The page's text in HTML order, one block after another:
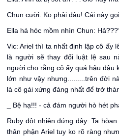
Chun cười: Ko phải đâu! Cái này
Ella há hóc mồm nhìn Chun:
Vic: Ariel thì ta nhất định lập cô ấy
là người sẽ thay đổi luật lệ sau
người cho rằng cô ấy quá hậu đậu
lớn như vậy nhưng.........trên đời
là cô gái xứng đáng nhất để trở
_ Bệ hạ!!! - cả đám người hò hét
Ruby đột nhiên đứng dậy: Ta
thân phận Ariel tuy ko rõ ràng